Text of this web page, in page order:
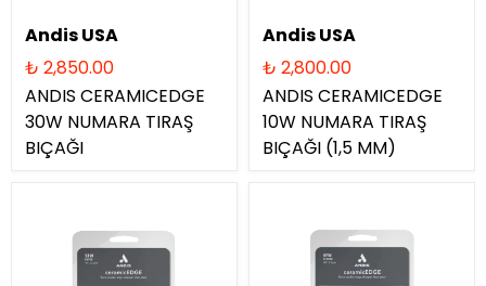
Andis USA
₺ 2,850.00
ANDIS CERAMICEDGE
30W NUMARA TIRAŞ
BIÇAĞI
Andis USA
₺ 2,800.00
ANDIS CERAMICEDGE
10W NUMARA TIRAŞ
BIÇAĞI (1,5 MM)